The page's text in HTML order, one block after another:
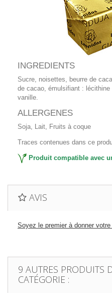
INGREDIENTS
Sucre, noisettes, beurre de
de cacao, émulsifiant :
vanille.
ALLERGENES
Soja, Lait, Fruits à coque
Traces contenues dans ce
Produit compatible avec
AVIS
Soyez le premier à donner
9 AUTRES PRODUITS
CATÉGORIE :